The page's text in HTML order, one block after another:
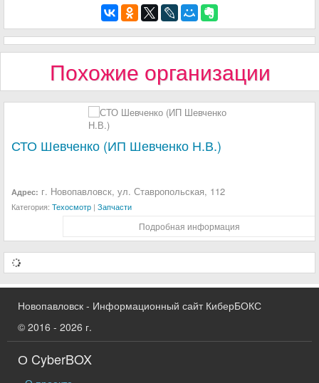
Похожие организации
СТО Шевченко (ИП Шевченко Н.В.)
Адрес: г. Новопавловск, ул. Ставропольская, 112
Категория: Техосмотр | Запчасти
Подробная информация
Новопавловск - Информационный сайт КиберБОКС
© 2016 - 2026 г.
О CyberBOX